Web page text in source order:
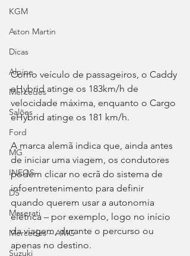
KGM
Aston Martin
Dicas
Alpine
Mercedes
Salões
Ford
MG
INEOS
DS
Maserati
Mercedes – AMG
Suzuki
Como veículo de passageiros, o Caddy
eHybrid atinge os 183km/h de
velocidade máxima, enquanto o Cargo
eHybrid atinge os 181 km/h.
A marca alemã indica que, ainda antes
de iniciar uma viagem, os condutores
podem clicar no ecrã do sistema de
infoentretenimento para definir
quando querem usar a autonomia
elétrica – por exemplo, logo no início
da viagem, durante o percurso ou
apenas no destino.